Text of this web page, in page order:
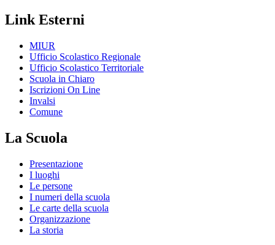
Link Esterni
MIUR
Ufficio Scolastico Regionale
Ufficio Scolastico Territoriale
Scuola in Chiaro
Iscrizioni On Line
Invalsi
Comune
La Scuola
Presentazione
I luoghi
Le persone
I numeri della scuola
Le carte della scuola
Organizzazione
La storia